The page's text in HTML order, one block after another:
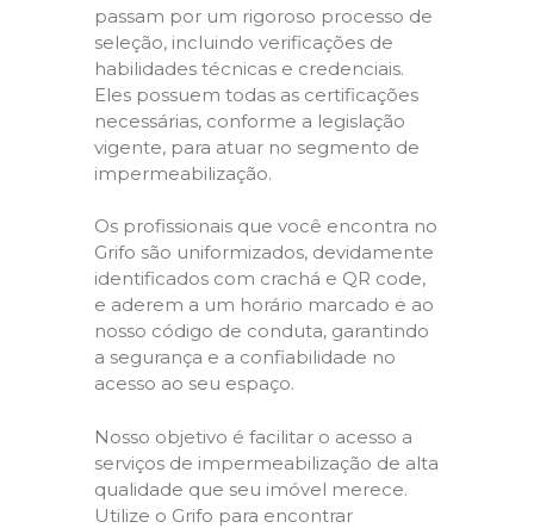
passam por um rigoroso processo de
seleção, incluindo verificações de
habilidades técnicas e credenciais.
Eles possuem todas as certificações
necessárias, conforme a legislação
vigente, para atuar no segmento de
impermeabilização.
Os profissionais que você encontra no
Grifo são uniformizados, devidamente
identificados com crachá e QR code,
e aderem a um horário marcado e ao
nosso código de conduta, garantindo
a segurança e a confiabilidade no
acesso ao seu espaço.
Nosso objetivo é facilitar o acesso a
serviços de impermeabilização de alta
qualidade que seu imóvel merece.
Utilize o Grifo para encontrar